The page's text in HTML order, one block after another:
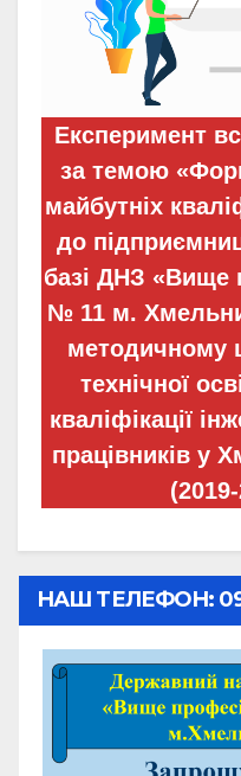
Експеримент
за темою
майбутніх
до
базі ДНЗ «Вище
№ 11 м.
методичному
технічної
кваліфікації
працівників у
НАШ ТЕЛЕФОН: